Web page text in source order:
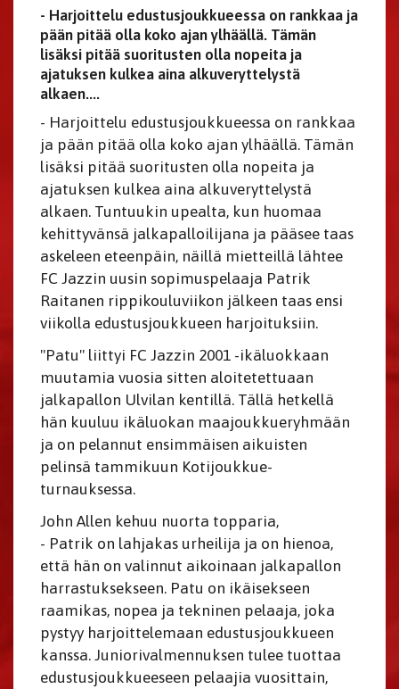
- Harjoittelu edustusjoukkueessa on rankkaa ja
pään pitää olla koko ajan ylhäällä. Tämän
lisäksi pitää suoritusten olla nopeita ja
ajatuksen kulkea aina alkuveryttelystä
alkaen....
- Harjoittelu edustusjoukkueessa on rankkaa
ja pään pitää olla koko ajan ylhäällä. Tämän
lisäksi pitää suoritusten olla nopeita ja
ajatuksen kulkea aina alkuveryttelystä
alkaen. Tuntuukin upealta, kun huomaa
kehittyvänsä jalkapalloilijana ja pääsee taas
askeleen eteenpäin, näillä mietteillä lähtee
FC Jazzin uusin sopimuspelaaja Patrik
Raitanen rippikouluviikon jälkeen taas ensi
viikolla edustusjoukkueen harjoituksiin.
"Patu" liittyi FC Jazzin 2001 -ikäluokkaan
muutamia vuosia sitten aloitetettuaan
jalkapallon Ulvilan kentillä. Tällä hetkellä
hän kuuluu ikäluokan maajoukkueryhmään
ja on pelannut ensimmäisen aikuisten
pelinsä tammikuun Kotijoukkue-
turnauksessa.
John Allen kehuu nuorta topparia,
- Patrik on lahjakas urheilija ja on hienoa,
että hän on valinnut aikoinaan jalkapallon
harrastuksekseen. Patu on ikäisekseen
raamikas, nopea ja tekninen pelaaja, joka
pystyy harjoittelemaan edustusjoukkueen
kanssa. Juniorivalmennuksen tulee tuottaa
edustusjoukkueeseen pelaajia vuosittain,